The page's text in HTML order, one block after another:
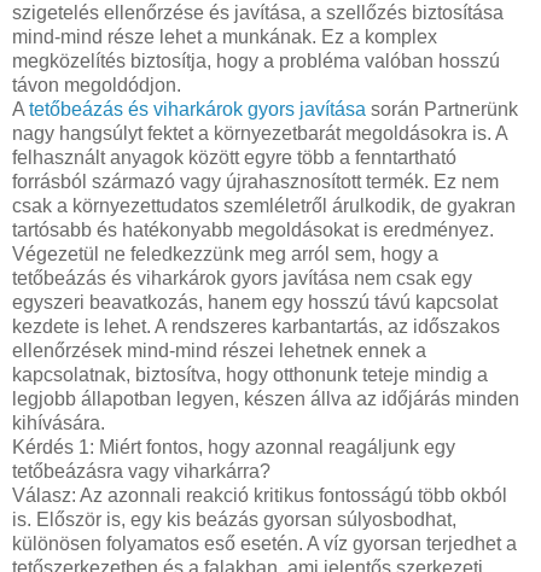
szigetelés ellenőrzése és javítása, a szellőzés biztosítása
mind-mind része lehet a munkának. Ez a komplex
megközelítés biztosítja, hogy a probléma valóban hosszú
távon megoldódjon.
A tetőbeázás és viharkárok gyors javítása során Partnerünk
nagy hangsúlyt fektet a környezetbarát megoldásokra is. A
felhasznált anyagok között egyre több a fenntartható
forrásból származó vagy újrahasznosított termék. Ez nem
csak a környezettudatos szemléletről árulkodik, de gyakran
tartósabb és hatékonyabb megoldásokat is eredményez.
Végezetül ne feledkezzünk meg arról sem, hogy a
tetőbeázás és viharkárok gyors javítása nem csak egy
egyszeri beavatkozás, hanem egy hosszú távú kapcsolat
kezdete is lehet. A rendszeres karbantartás, az időszakos
ellenőrzések mind-mind részei lehetnek ennek a
kapcsolatnak, biztosítva, hogy otthonunk teteje mindig a
legjobb állapotban legyen, készen állva az időjárás minden
kihívására.
Kérdés 1: Miért fontos, hogy azonnal reagáljunk egy
tetőbeázásra vagy viharkárra?
Válasz: Az azonnali reakció kritikus fontosságú több okból
is. Először is, egy kis beázás gyorsan súlyosbodhat,
különösen folyamatos eső esetén. A víz gyorsan terjedhet a
tetőszerkezetben és a falakban, ami jelentős szerkezeti